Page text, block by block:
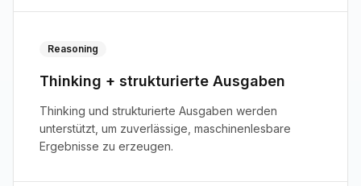
Reasoning
Thinking + strukturierte Ausgaben
Thinking und strukturierte Ausgaben werden
unterstützt, um zuverlässige, maschinenlesbare
Ergebnisse zu erzeugen.